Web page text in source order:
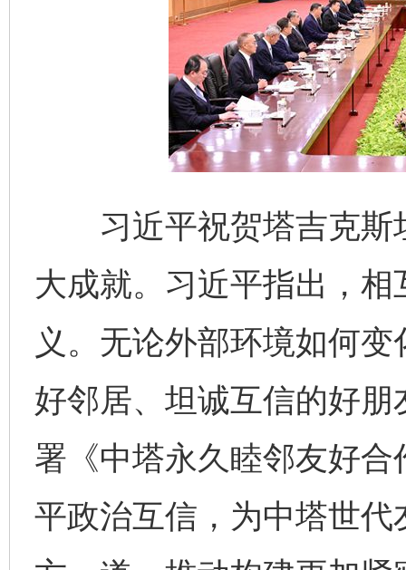
习近平祝贺塔吉克斯
大成就。习近平指出，
义。无论外部环境如何
好邻居、坦诚互信的好
署《中塔永久睦邻友好
平政治互信，为中塔世